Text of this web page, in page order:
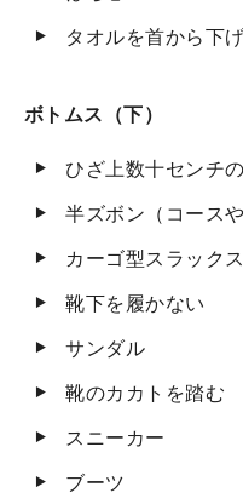
タオルを首から下
ボトムス（下）
ひざ上数十センチ
半ズボン（コース
カーゴ型スラックス
靴下を履かない
サンダル
靴のカカトを踏む
スニーカー
ブーツ